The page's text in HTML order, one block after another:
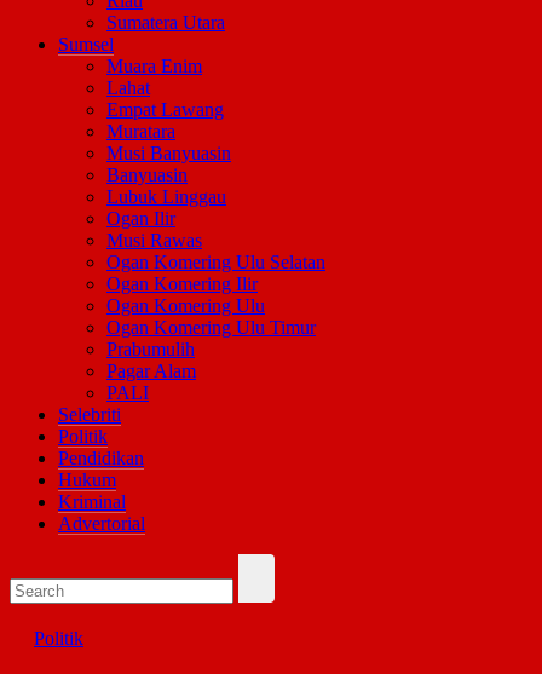
Sumatera Utara
Sumsel
Muara Enim
Lahat
Empat Lawang
Muratara
Musi Banyuasin
Banyuasin
Lubuk Linggau
Ogan Ilir
Musi Rawas
Ogan Komering Ulu Selatan
Ogan Komering Ilir
Ogan Komering Ulu
Ogan Komering Ulu Timur
Prabumulih
Pagar Alam
PALI
Selebriti
Politik
Pendidikan
Hukum
Kriminal
Advertorial
Politik